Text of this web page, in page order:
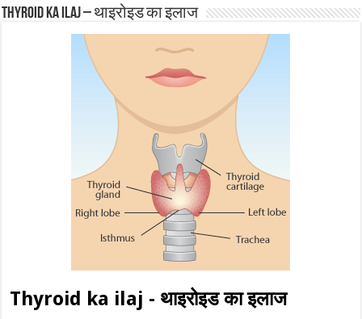
Thyroid ka ilaj – थाइरोइड का इलाज
Thyroid ka ilaj - थाइरोइड का इलाज